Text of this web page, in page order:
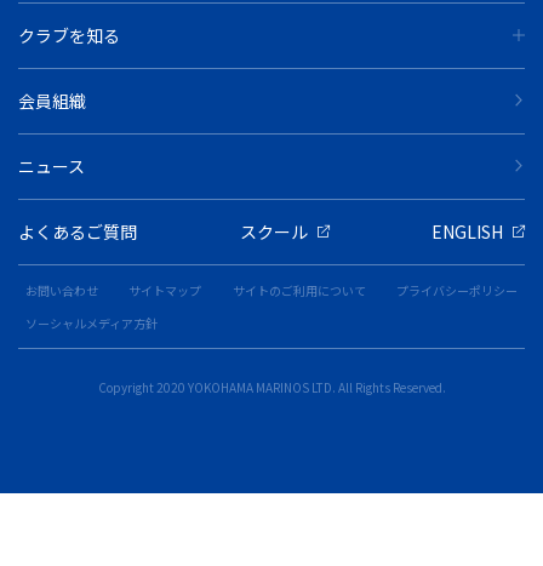
クラブを知る
会員組織
ニュース
よくあるご質問 スクール ENGLISH
お問い合わせ サイトマップ サイトのご利用について
プライバシーポリシー
ソーシャルメディア方針
Copyright 2020 YOKOHAMA MARINOS LTD. All Rights Reserved.